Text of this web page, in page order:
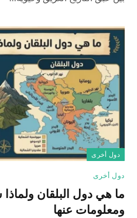
دول أخرى
دول أخرى
ما هي دول البلقان
ومعلومات عنها